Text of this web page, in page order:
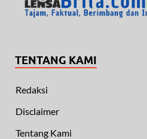
TENTANG KAMI
Redaksi
Disclaimer
Tentang Kami